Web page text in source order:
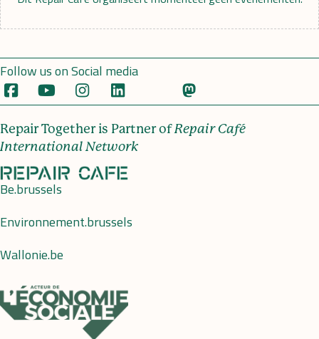
Follow us on Social media
Repair Together is Partner ofRepair Café
International Network
Be.brussels
Environnement.brussels
Wallonie.be